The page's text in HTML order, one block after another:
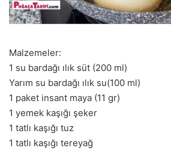
Malzemeler:
1 su bardağı ılık süt (200 ml)
Yarım su bardağı ılık su(100 ml)
1 paket insant maya (11 gr)
1 yemek kaşığı şeker
1 tatlı kaşığı tuz
1 tatlı kaşığı tereyağ